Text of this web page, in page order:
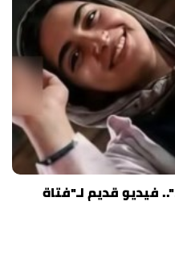
"اكسر للبنت ضلع يطلعلها 24".. فيديو قديم لـ"فتاة